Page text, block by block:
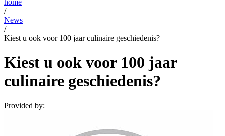
home
/
News
/
Kiest u ook voor 100 jaar culinaire geschiedenis?
Kiest u ook voor 100 jaar
culinaire geschiedenis?
Provided by: